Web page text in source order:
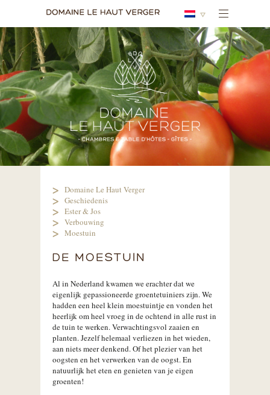
Domaine Le Haut Verger
Geschiedenis
Ester & Jos
Verbouwing
Moestuin
DE MOESTUIN
Al in Nederland kwamen we erachter dat we
eigenlijk gepassioneerde groentetuiniers zijn. We
hadden een heel klein moestuintje en vonden het
heerlijk om heel vroeg in de ochtend in alle rust in
de tuin te werken. Verwachtingsvol zaaien en
planten. Jezelf helemaal verliezen in het wieden,
aan niets meer denkend. Of het plezier van het
oogsten en het verwerken van de oogst. En
natuurlijk het eten en genieten van je eigen
groenten!